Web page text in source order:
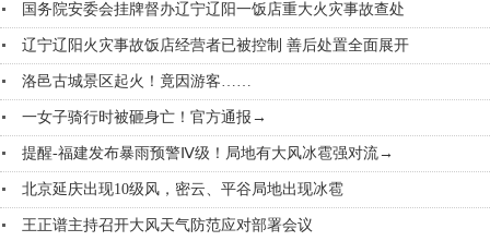
国务院安委会挂牌督办辽宁辽阳一饭店重大火灾事故查处
辽宁辽阳火灾事故饭店经营者已被控制 善后处置全面展开
洛邑古城景区起火！竟因游客……
一女子骑行时被砸身亡！官方通报→
提醒-福建发布暴雨预警Ⅳ级！局地有大风冰雹强对流→
北京延庆出现10级风，密云、平谷局地出现冰雹
王正谱主持召开大风天气防范应对部署会议